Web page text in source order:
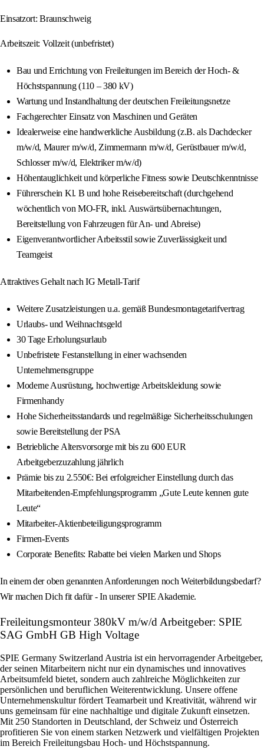
Einsatzort: Braunschweig
Arbeitszeit: Vollzeit (unbefristet)
Bau und Errichtung von Freileitungen im Bereich der Hoch- &
Höchstspannung (110 – 380 kV)
Wartung und Instandhaltung der deutschen Freileitungsnetze
Fachgerechter Einsatz von Maschinen und Geräten
Idealerweise eine handwerkliche Ausbildung (z.B. als Dachdecker
m/w/d, Maurer m/w/d, Zimmermann m/w/d, Gerüstbauer m/w/d,
Schlosser m/w/d, Elektriker m/w/d)
Höhentauglichkeit und körperliche Fitness sowie Deutschkenntnisse
Führerschein Kl. B und hohe Reisebereitschaft (durchgehend
wöchentlich von MO-FR, inkl. Auswärtsübernachtungen,
Bereitstellung von Fahrzeugen für An- und Abreise)
Eigenverantwortlicher Arbeitsstil sowie Zuverlässigkeit und
Teamgeist
Attraktives Gehalt nach IG Metall-Tarif
Weitere Zusatzleistungen u.a. gemäß Bundesmontagetarifvertrag
Urlaubs- und Weihnachtsgeld
30 Tage Erholungsurlaub
Unbefristete Festanstellung in einer wachsenden
Unternehmensgruppe
Moderne Ausrüstung, hochwertige Arbeitskleidung sowie
Firmenhandy
Hohe Sicherheitsstandards und regelmäßige Sicherheitsschulungen
sowie Bereitstellung der PSA
Betriebliche Altersvorsorge mit bis zu 600 EUR
Arbeitgeberzuzahlung jährlich
Prämie bis zu 2.550€: Bei erfolgreicher Einstellung durch das
Mitarbeitenden-Empfehlungsprogramm „Gute Leute kennen gute
Leute“
Mitarbeiter-Aktienbeteiligungsprogramm
Firmen-Events
Corporate Benefits: Rabatte bei vielen Marken und Shops
In einem der oben genannten Anforderungen noch Weiterbildungsbedarf?
Wir machen Dich fit dafür - In unserer SPIE Akademie.
Freileitungsmonteur 380kV m/w/d Arbeitgeber: SPIE
SAG GmbH GB High Voltage
SPIE Germany Switzerland Austria ist ein hervorragender Arbeitgeber,
der seinen Mitarbeitern nicht nur ein dynamisches und innovatives
Arbeitsumfeld bietet, sondern auch zahlreiche Möglichkeiten zur
persönlichen und beruflichen Weiterentwicklung. Unsere offene
Unternehmenskultur fördert Teamarbeit und Kreativität, während wir
uns gemeinsam für eine nachhaltige und digitale Zukunft einsetzen.
Mit 250 Standorten in Deutschland, der Schweiz und Österreich
profitieren Sie von einem starken Netzwerk und vielfältigen Projekten
im Bereich Freileitungsbau Hoch- und Höchstspannung.